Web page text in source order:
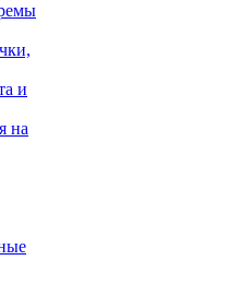
и
на